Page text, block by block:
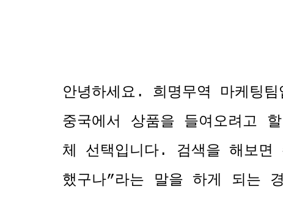
안녕하세요 . 희명무역 마케팅팀
중국에서 상품을 들여오려고
체 선택입니다. 검색을 해보면
했구나”라는 말을 하게 되는